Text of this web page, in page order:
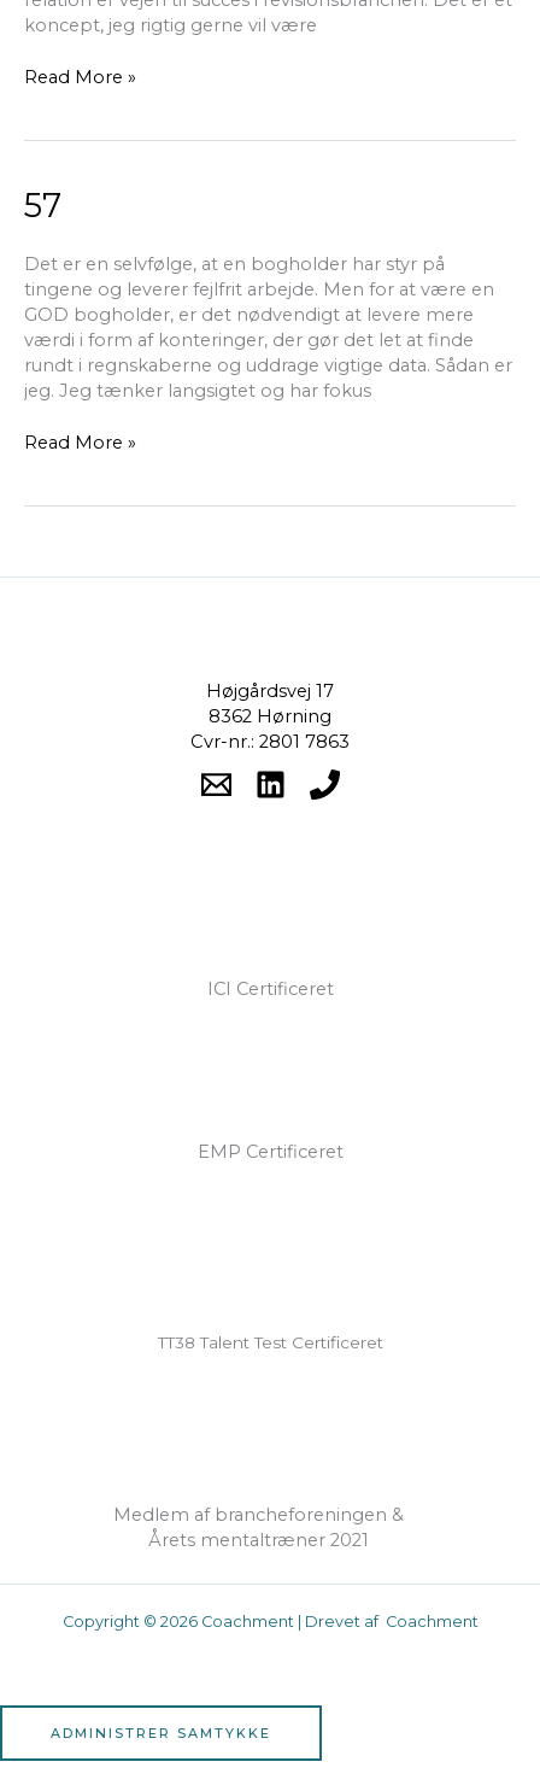
koncept, jeg rigtig gerne vil være
Read More »
57
Det er en selvfølge, at en bogholder har styr på
tingene og leverer fejlfrit arbejde. Men for at være en
GOD bogholder, er det nødvendigt at levere mere
værdi i form af konteringer, der gør det let at finde
rundt i regnskaberne og uddrage vigtige data. Sådan er
jeg. Jeg tænker langsigtet og har fokus
57
Read More »
Højgårdsvej 17
8362 Hørning
Cvr-nr.: 2801 7863
ICI Certificeret
EMP Certificeret
TT38 Talent Test Certificeret
Medlem af brancheforeningen &
Årets mentaltræner 2021
Copyright © 2026 Coachment | Drevet af Coachment
ADMINISTRER SAMTYKKE